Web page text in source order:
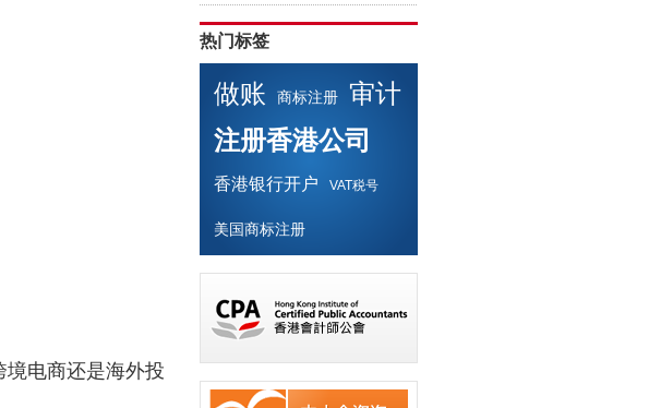
电商还是海外投
热门标签
做账 商标注册
审计
注册香港公司
香港银行开户 VAT税号
美国商标注册